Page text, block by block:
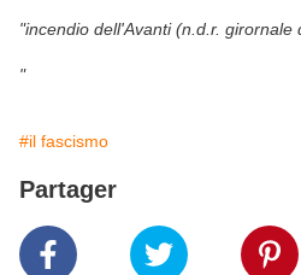
"incendio dell'Avanti (n.d.r. girornale
"
#il fascismo
Partager